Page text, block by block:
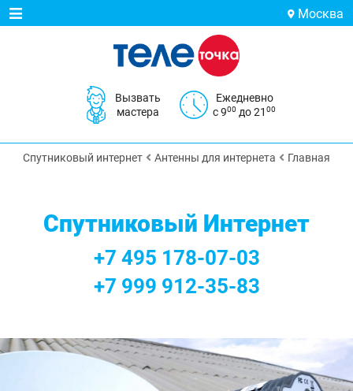
Москва
Вызвать
мастера
Ежедневно
с 900 до 2100
Спутниковый интернет Антенны для интернета Главная
Спутниковый Интернет
+7 495 178-07-03
+7 999 912-35-83